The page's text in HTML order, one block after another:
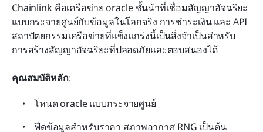
Chainlink คือเครือข่าย oracle ชั้นนำที่เชื่อมสัญญาอัจฉริยะ
แบบกระจายศูนย์กับข้อมูลในโลกจริง การชำระเงิน และ API
สถาปัตยกรรมเครือข่ายที่แข็งแกร่งนี้เป็นสิ่งจำเป็นสำหรับ
การสร้างสัญญาอัจฉริยะที่ปลอดภัยและตอบสนองได้
คุณสมบัติหลัก:
โหนด oracle แบบกระจายศูนย์
ฟีดข้อมูลสำหรับราคา สภาพอากาศ RNG เป็นต้น